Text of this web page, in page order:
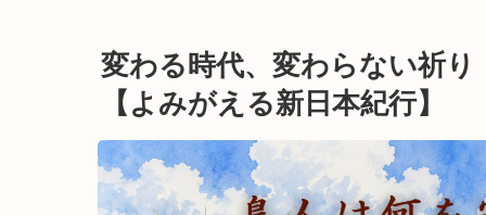
変わる時代、変わらない祈
【よみがえる新日本紀行】